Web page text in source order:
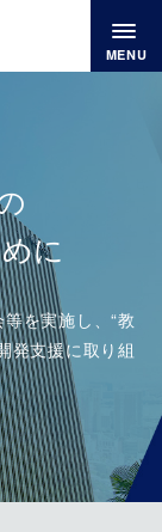
MENU
に
を実施し、“教
発支援に取り組